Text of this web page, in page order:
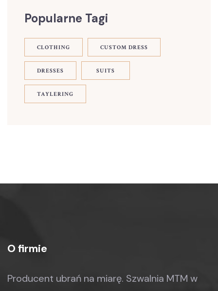
Popularne Tagi
CLOTHING CUSTOM DRESS
DRESSES SUITS
TAYLERING
O firmie
Producent ubrań na miarę. Szwalnia MTM w